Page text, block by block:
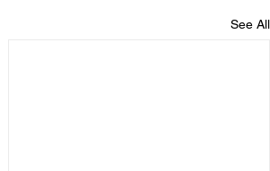
See All